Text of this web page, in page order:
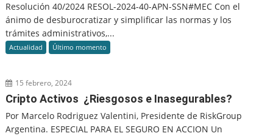
Resolución 40/2024 RESOL-2024-40-APN-SSN#MEC Con el
ánimo de desburocratizar y simplificar las normas y los
trámites administrativos,...
Actualidad Último momento
15 febrero, 2024
Cripto Activos ¿Riesgosos e Inasegurables?
Por Marcelo Rodriguez Valentini, Presidente de RiskGroup
Argentina. ESPECIAL PARA EL SEGURO EN ACCION Un